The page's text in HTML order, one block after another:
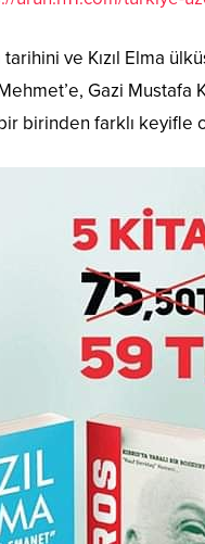
ve Kızıl Elma
Gazi
birinden farklı keyifle